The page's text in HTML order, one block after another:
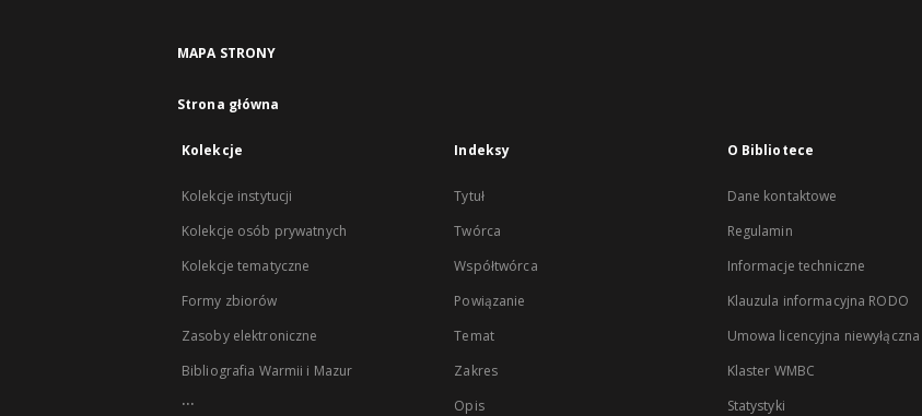
MAPA STRONY
Strona główna
Kolekcje
Kolekcje instytucji
Kolekcje osób prywatnych
Kolekcje tematyczne
Formy zbiorów
Zasoby elektroniczne
Bibliografia Warmii i Mazur
...
Indeksy
Tytuł
Twórca
Współtwórca
Powiązanie
Temat
Zakres
Opis
O Bibliotece
Dane kontaktowe
Regulamin
Informacje techniczne
Klauzula informacyjna RODO
Umowa licencyjna
Klaster WMBC
Statystyki